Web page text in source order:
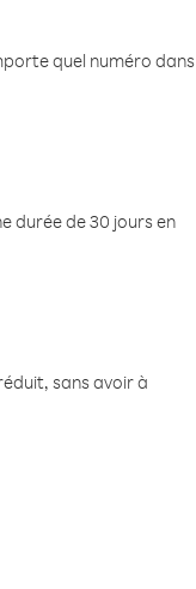
quel numéro dans
durée de 30 jours en
sans avoir à